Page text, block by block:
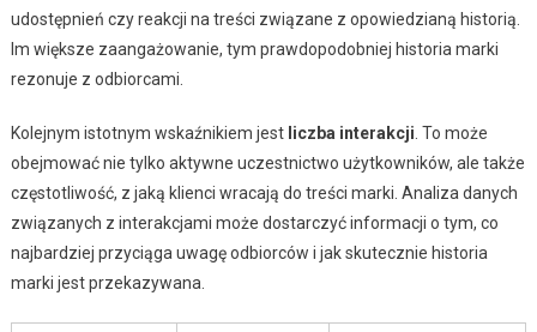
udostępnień czy reakcji na treści związane z opowiedzianą historią.
Im większe zaangażowanie, tym prawdopodobniej historia marki
rezonuje z odbiorcami.
Kolejnym istotnym wskaźnikiem jest liczba interakcji . To może
obejmować nie tylko aktywne uczestnictwo użytkowników, ale także
częstotliwość, z jaką klienci wracają do treści marki. Analiza danych
związanych z interakcjami może dostarczyć informacji o tym, co
najbardziej przyciąga uwagę odbiorców i jak skutecznie historia
marki jest przekazywana.